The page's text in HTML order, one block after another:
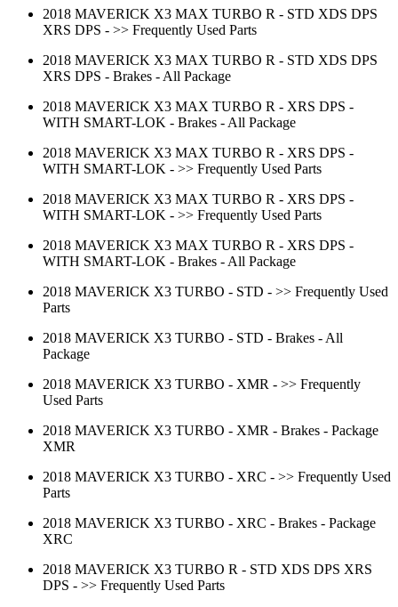
2018 MAVERICK X3 MAX TURBO R - STD XDS DPS
XRS DPS - >> Frequently Used Parts
2018 MAVERICK X3 MAX TURBO R - STD XDS DPS
XRS DPS - Brakes - All Package
2018 MAVERICK X3 MAX TURBO R - XRS DPS -
WITH SMART-LOK - Brakes - All Package
2018 MAVERICK X3 MAX TURBO R - XRS DPS -
WITH SMART-LOK - >> Frequently Used Parts
2018 MAVERICK X3 MAX TURBO R - XRS DPS -
WITH SMART-LOK - >> Frequently Used Parts
2018 MAVERICK X3 MAX TURBO R - XRS DPS -
WITH SMART-LOK - Brakes - All Package
2018 MAVERICK X3 TURBO - STD - >> Frequently Used
Parts
2018 MAVERICK X3 TURBO - STD - Brakes - All
Package
2018 MAVERICK X3 TURBO - XMR - >> Frequently
Used Parts
2018 MAVERICK X3 TURBO - XMR - Brakes - Package
XMR
2018 MAVERICK X3 TURBO - XRC - >> Frequently Used
Parts
2018 MAVERICK X3 TURBO - XRC - Brakes - Package
XRC
2018 MAVERICK X3 TURBO R - STD XDS DPS XRS
DPS - >> Frequently Used Parts